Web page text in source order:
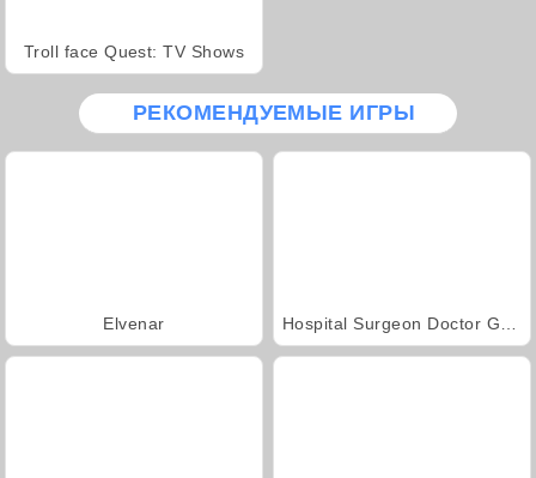
Troll face Quest: TV Shows
РЕКОМЕНДУЕМЫЕ ИГРЫ
Elvenar